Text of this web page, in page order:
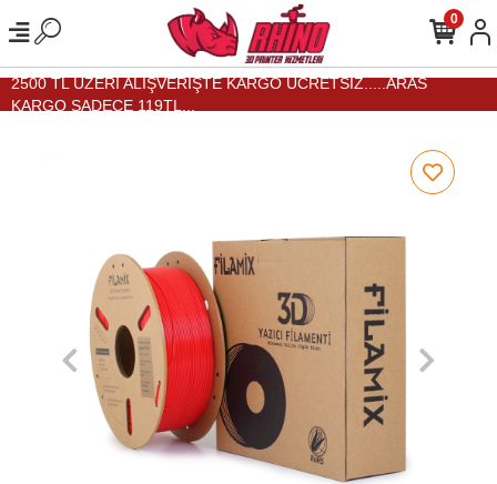
2500 TL ÜZERİ ALIŞVERİŞTE KARGO ÜCRETSİZ.....ARAS
KARGO SADECE 119TL...
0